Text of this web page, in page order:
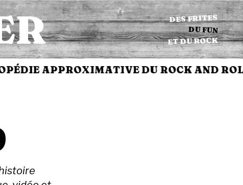
DES FRITES
DU FUN
ET DU ROCK
APPROXIMATIVE DU ROCK AND ROLL ✳